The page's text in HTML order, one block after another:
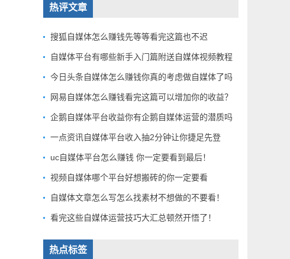
热评文章
搜狐自媒体怎么赚钱先等等看完这篇也不迟
自媒体平台有哪些新手入门篇附送自媒体视频教程
今日头条自媒体怎么赚钱你真的考虑做自媒体了吗
网易自媒体怎么赚钱看完这篇可以增加你的收益？
企鹅自媒体平台收益你有企鹅自媒体运营的潜质吗
一点资讯自媒体平台收入抽2分钟让你捷足先登
uc自媒体平台怎么赚钱 你一定要看到最后！
视频自媒体哪个平台好想搬砖的你一定要看
自媒体文章怎么写怎么找素材不想做的不要看！
看完这些自媒体运营技巧大汇总顿然开悟了！
热点标签